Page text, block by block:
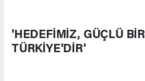
'HEDEFİMİZ, GÜÇLÜ BİR
TÜRKİYE'DİR'